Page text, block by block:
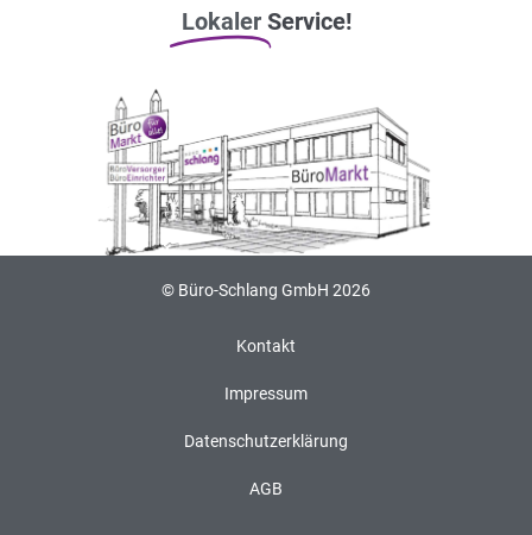
Lokaler Service!
© Büro-Schlang GmbH 2026
Kontakt
Impressum
Datenschutzerklärung
AGB